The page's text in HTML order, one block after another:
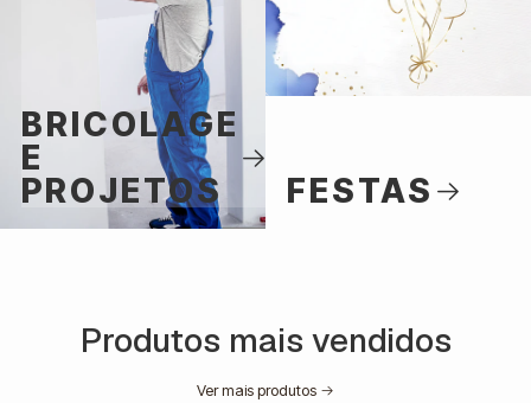
BRICOLAGE
E
PROJETOS
FESTAS
Produtos mais vendidos
Ver mais produtos